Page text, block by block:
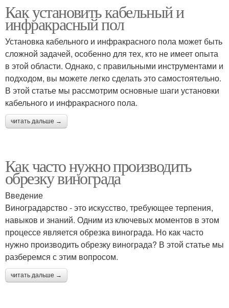
Как установить кабельный и
инфракрасный пол
Установка кабельного и инфракрасного пола может быть
сложной задачей, особенно для тех, кто не имеет опыта
в этой области. Однако, с правильными инструментами и
подходом, вы можете легко сделать это самостоятельно.
В этой статье мы рассмотрим основные шаги установки
кабельного и инфракрасного пола.
читать дальше →
Как часто нужно производить
обрезку винограда
Введение
Виноградарство - это искусство, требующее терпения,
навыков и знаний. Одним из ключевых моментов в этом
процессе является обрезка винограда. Но как часто
нужно производить обрезку винограда? В этой статье мы
разберемся с этим вопросом.
читать дальше →